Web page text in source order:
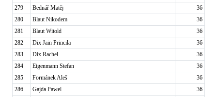
279
Bednář Matěj
36
280
Blaut Nikodem
36
281
Blaut Witold
36
282
Dix Jain Princila
36
283
Dix Rachel
36
284
Eigenmann Stefan
36
285
Formánek Aleš
36
286
Gajda Pawel
36